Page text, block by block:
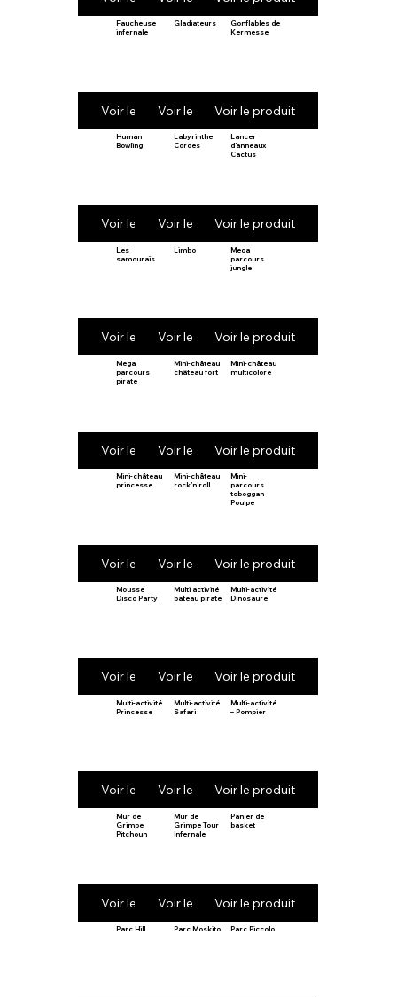
Faucheuse
infernale
Voir le produit
Gladiateurs
Voir le produit
Gonflables de
Kermesse
Voir le produit
Human
Bowling
Voir le produit
Labyrinthe
Cordes
Voir le produit
Lancer
d’anneaux
Cactus
Voir le produit
Les
samouraïs
Voir le produit
Limbo
Voir le produit
Mega
parcours
jungle
Voir le produit
Mega
parcours
pirate
Voir le produit
Mini-château
château fort
Voir le produit
Mini-château
multicolore
Voir le produit
Mini-château
princesse
Voir le produit
Mini-château
rock’n’roll
Voir le produit
Mini-
parcours
toboggan
Poulpe
Voir le produit
Mousse
Disco Party
Voir le produit
Multi activité
bateau pirate
Voir le produit
Multi-activité
Dinosaure
Voir le produit
Multi-activité
Princesse
Voir le produit
Multi-activité
Safari
Voir le produit
Multi-activité
– Pompier
Voir le produit
Mur de
Grimpe
Pitchoun
Voir le produit
Mur de
Grimpe Tour
Infernale
Voir le produit
Panier de
basket
Voir le produit
Parc Hill Parc Moskito Parc Piccolo